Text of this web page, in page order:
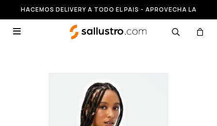
HACEMOS DELIVERY A TODO EL PAIS - APROVECHA LA
RUNNING HASTA 50% OFF
